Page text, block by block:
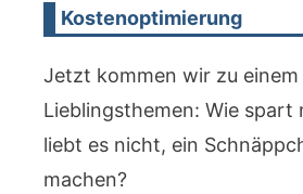
Kostenoptimierung
Jetzt kommen wir zu einem
Lieblingsthemen: Wie spart
liebt es nicht, ein
machen?